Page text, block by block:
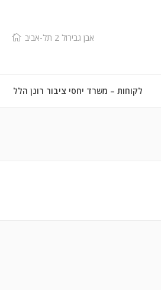
אבן גבירול 2 תל-אביב
לקוחות – משרד יחסי ציבור רונן הלל